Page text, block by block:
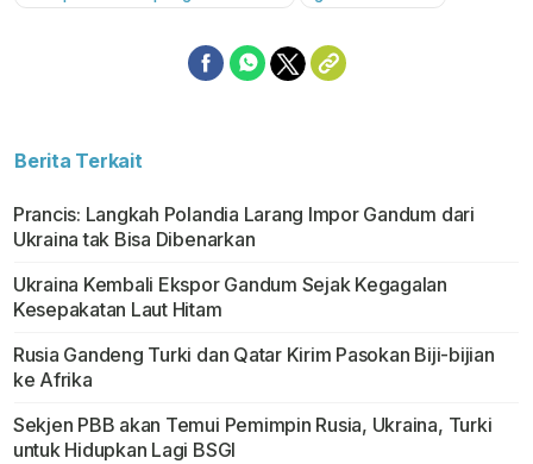
Berita Terkait
Prancis: Langkah Polandia Larang Impor Gandum dari
Ukraina tak Bisa Dibenarkan
Ukraina Kembali Ekspor Gandum Sejak Kegagalan
Kesepakatan Laut Hitam
Rusia Gandeng Turki dan Qatar Kirim Pasokan Biji-bijian
ke Afrika
Sekjen PBB akan Temui Pemimpin Rusia, Ukraina, Turki
untuk Hidupkan Lagi BSGI